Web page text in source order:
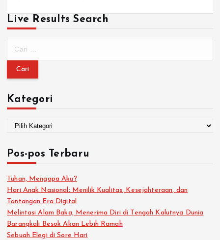
Live Results Search
Kategori
Pos-pos Terbaru
Tuhan, Mengapa Aku?
Hari Anak Nasional: Menilik Kualitas, Kesejahteraan, dan
Tantangan Era Digital
Melintasi Alam Baka, Menerima Diri di Tengah Kalutnya Dunia
Barangkali Besok Akan Lebih Ramah
Sebuah Elegi di Sore Hari